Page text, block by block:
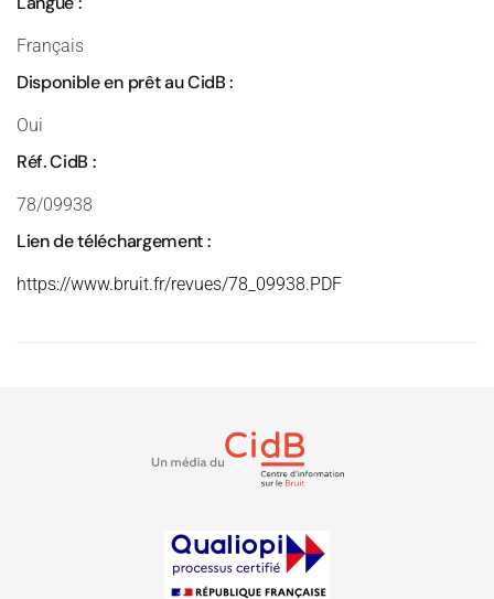
Français
Disponible en prêt au CidB :
Oui
Réf. CidB :
78/09938
Lien de téléchargement :
https://www.bruit.fr/revues/78_09938.PDF